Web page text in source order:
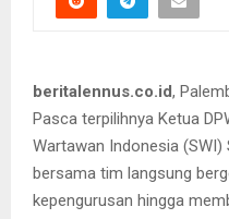
beritalennus.co.id,
Pasca terpilihnya Ketua
Wartawan Indonesia (SWI)
bersama tim langsung
kepengurusan hingga